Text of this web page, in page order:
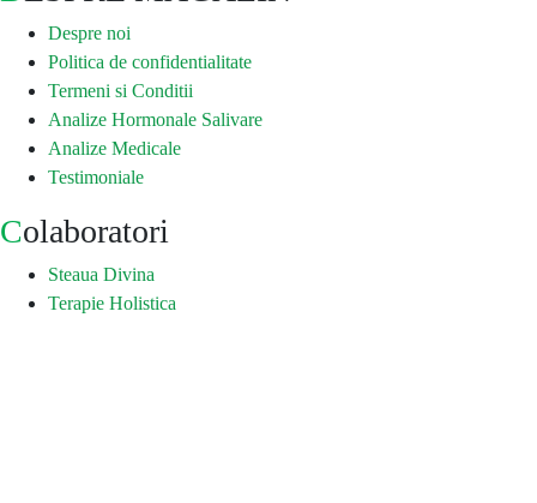
Despre noi
Politica de confidentialitate
Termeni si Conditii
Analize Hormonale Salivare
Analize Medicale
Testimoniale
Colaboratori
Steaua Divina
Terapie Holistica